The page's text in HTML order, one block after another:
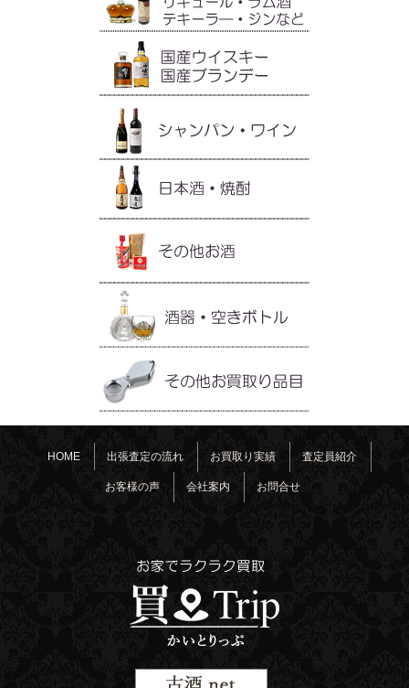
HOME 出張査定の流れ お買取り実績 査定員紹介
お客様の声 会社案内 お問合せ